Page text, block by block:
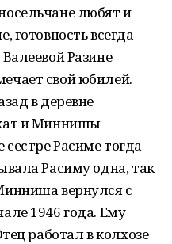
любят и
готовность всегда
Разине
свой юбилей.
в деревне
и Миннишы
Расиме тогда
Расиму одна, так
вернулся с
1946 года. Ему
работал в колхозе